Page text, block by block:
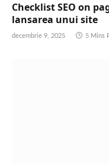
Checklist SEO on
lansarea unui site
decembrie 9, 2025 5 Mins